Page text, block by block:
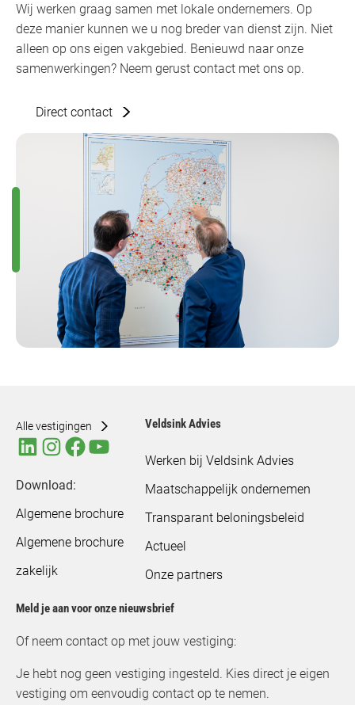
Wij werken graag samen met lokale ondernemers. Op
deze manier kunnen we u nog breder van dienst zijn. Niet
alleen op ons eigen vakgebied. Benieuwd naar onze
samenwerkingen? Neem gerust contact met ons op.
Direct contact
Alle vestigingen
Download:
Algemene brochure
Algemene brochure
zakelijk
Veldsink Advies
Werken bij Veldsink Advies
Maatschappelijk ondernemen
Transparant beloningsbeleid
Actueel
Onze partners
Meld je aan voor onze nieuwsbrief
Of neem contact op met jouw vestiging:
Je hebt nog geen vestiging ingesteld. Kies direct je eigen
vestiging om eenvoudig contact op te nemen.